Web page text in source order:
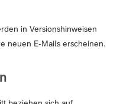
in Versionshinweisen
neuen E-Mails erscheinen.